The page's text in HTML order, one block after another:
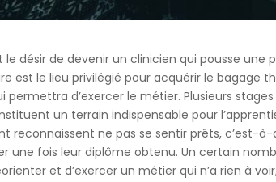
le désir de devenir un clinicien qui pousse une
est le lieu privilégié pour acquérir le bagage
permettra d’exercer le métier. Plusieurs
un terrain indispensable pour
reconnaissent ne pas se sentir prêts, c’est-
une fois leur diplôme obtenu. Un certain
et d’exercer un métier qui n’a rien à